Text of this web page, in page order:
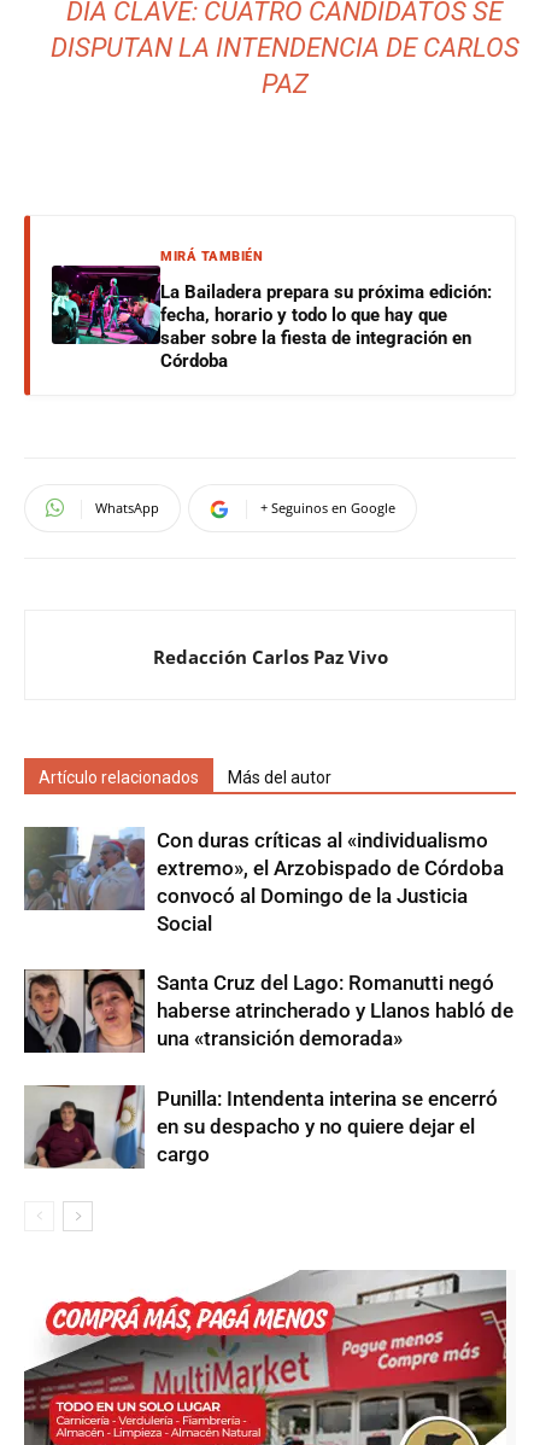
DÍA CLAVE: CUATRO CANDIDATOS SE
DISPUTAN LA INTENDENCIA DE CARLOS
PAZ
MIRÁ TAMBIÉN
La Bailadera prepara su próxima edición:
fecha, horario y todo lo que hay que
saber sobre la fiesta de integración en
Córdoba
WhatsApp + Seguinos en Google
Redacción Carlos Paz Vivo
Artículo relacionados Más del autor
Con duras críticas al «individualismo
extremo», el Arzobispado de Córdoba
convocó al Domingo de la Justicia
Social
Santa Cruz del Lago: Romanutti negó
haberse atrincherado y Llanos habló de
una «transición demorada»
Punilla: Intendenta interina se encerró
en su despacho y no quiere dejar el
cargo